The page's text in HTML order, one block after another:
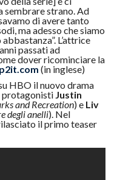
sembrare strano. Ad
di avere tanto
ma adesso che siamo
L’attrice
passati ad
dover ricominciare la
(in inglese)
HBO il nuovo drama
protagonisti Justin
and Recreation) e Liv
degli anelli). Nel
il primo teaser